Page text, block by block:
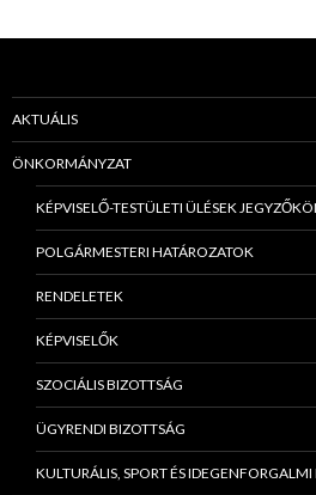
AKTUÁLIS
ÖNKORMÁNYZAT
KÉPVISELŐ-TESTÜLETI ÜLÉSEK
POLGÁRMESTERI HATÁROZATOK
RENDELETEK
KÉPVISELŐK
SZOCIÁLIS BIZOTTSÁG
ÜGYRENDI BIZOTTSÁG
KULTURÁLIS, SPORT ÉS